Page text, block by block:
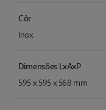
Côr
Inox
Dimensões LxAxP
595 x 595 x 568 mm